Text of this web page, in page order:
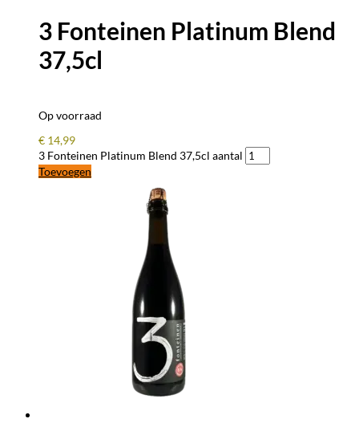
3 Fonteinen Platinum Blend
37,5cl
Op voorraad
€ 14,99
3 Fonteinen Platinum Blend 37,5cl aantal
Toevoegen